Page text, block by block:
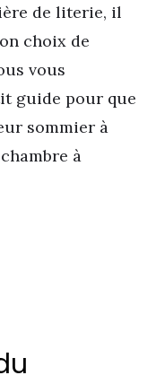
de literie, il
choix de
vous
guide pour que
sommier à
à